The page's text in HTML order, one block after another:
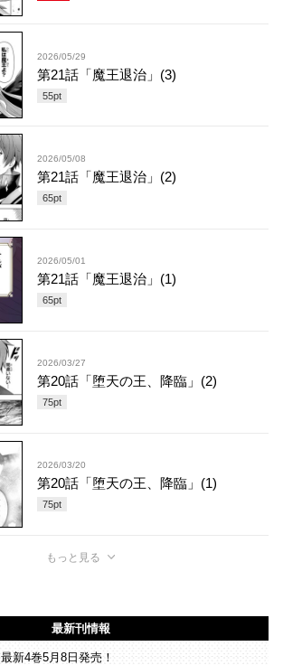
2026/05/29
第21話「魔王退治」(3)
55pt
2026/05/08
第21話「魔王退治」(2)
65pt
2026/05/01
第21話「魔王退治」(1)
65pt
2026/03/27
第20話「堕天の王、降臨」(2)
75pt
2026/03/20
第20話「堕天の王、降臨」(1)
75pt
もっと見る
最新刊情報
最新4巻5月8日発売！